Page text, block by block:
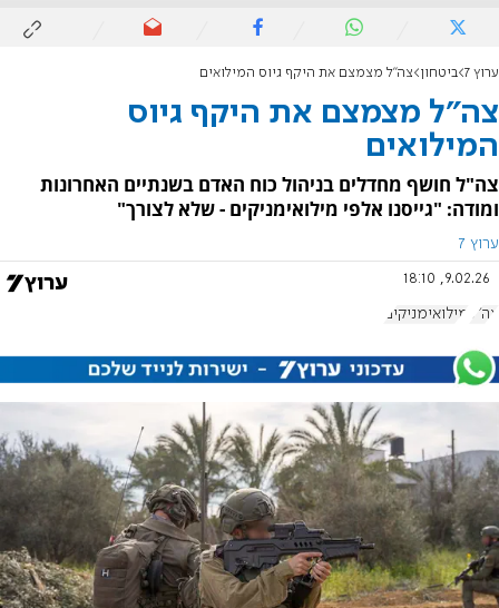
ערוץ 7 ביטחון צה"ל מצמצם את היקף גיוס המילואים
צה"ל מצמצם את היקף גיוס
המילואים
צה"ל חושף מחדלים בניהול כוח האדם בשנתיים האחרונות
ומודה: "גייסנו אלפי מילואימניקים - שלא לצורך"
ערוץ 7
9.02.26, 18:10
צה"ל מילואימניקים